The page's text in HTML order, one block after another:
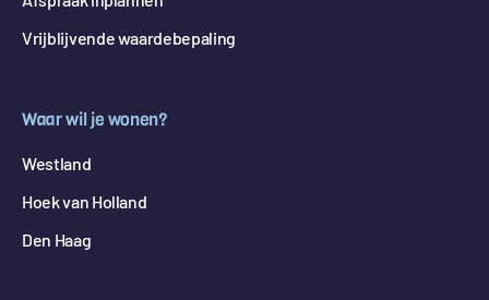
Vrijblijvende waardebepaling
Waar wil je wonen?
Westland
Hoek van Holland
Den Haag